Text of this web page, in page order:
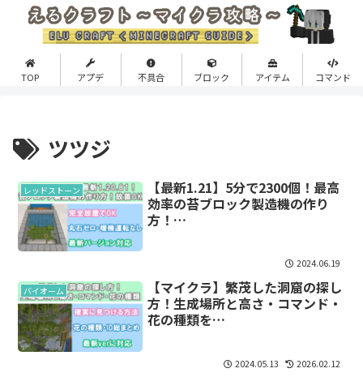
TOP アプデ 不具合 ブロック アイテム コマンド
ツツジ
レッドストーン
【最新1.21】5分で2300個！最高
効率の苔ブロック製造機の作り
方！…
2024.06.19
バイオーム
【マイクラ】繁茂した洞窟の探し
方！生成場所と高さ・コマンド・
花の種類を…
2024.05.13 2026.02.12